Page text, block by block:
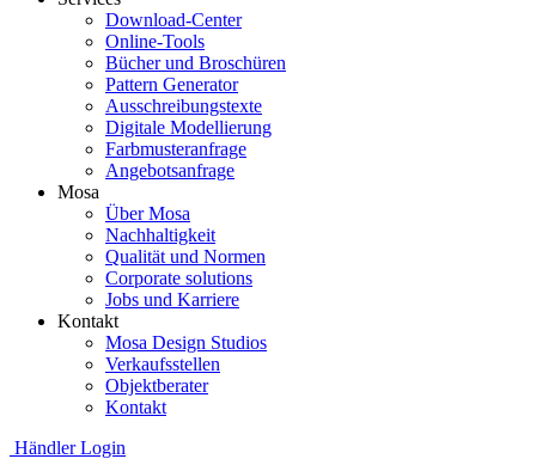
Download-Center
Online-Tools
Bücher und Broschüren
Pattern Generator
Ausschreibungstexte
Digitale Modellierung
Farbmusteranfrage
Angebotsanfrage
Mosa
Über Mosa
Nachhaltigkeit
Qualität und Normen
Corporate solutions
Jobs und Karriere
Kontakt
Mosa Design Studios
Verkaufsstellen
Objektberater
Kontakt
Händler Login